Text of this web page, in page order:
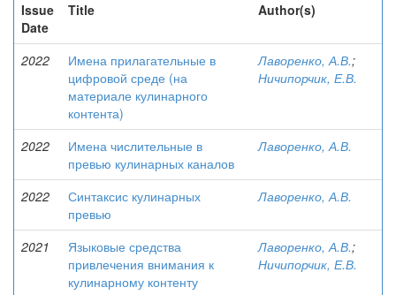
Issue
Date
Title Author(s)
2022
Имена прилагательные в
цифровой среде (на
материале кулинарного
контента)
Лаворенко, А.В.;
Ничипорчик, Е.В.
2022
Имена числительные в
превью кулинарных каналов
Лаворенко, А.В.
2022
Синтаксис кулинарных
превью
Лаворенко, А.В.
2021
Языковые средства
привлечения внимания к
кулинарному контенту
Лаворенко, А.В.;
Ничипорчик, Е.В.